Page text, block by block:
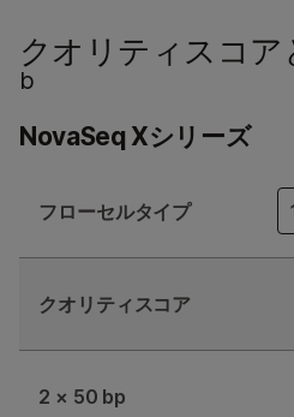
クオリティスコア
b
NovaSeq Xシリーズ
フローセルタイプ
クオリティスコア
2 × 50 bp